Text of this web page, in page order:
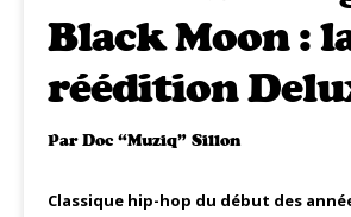
Black Moon :
réédition
ParDoc “Muziq” Sillon
Classique hip-hop du début des